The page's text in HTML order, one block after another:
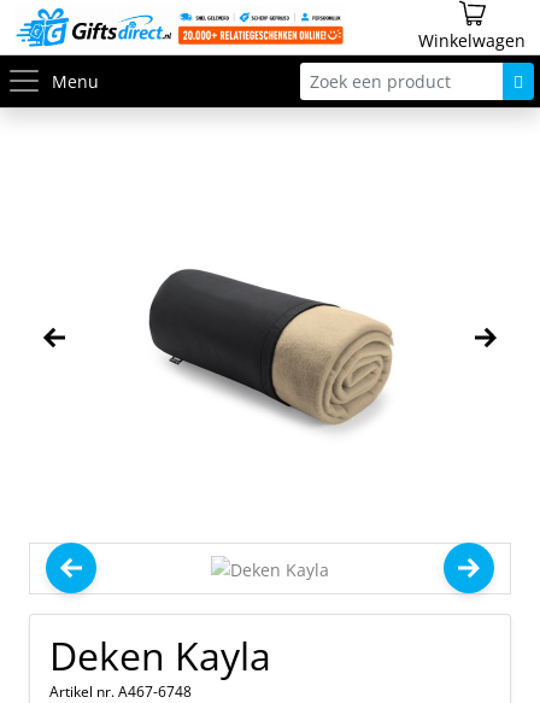
Winkelwagen
Menu
Deken Kayla
Artikel nr. A467-6748